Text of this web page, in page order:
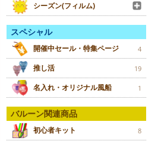
シーズン(フィルム)
スペシャル
開催中セール・特集ページ 4
推し活 19
名入れ・オリジナル風船 1
バルーン関連商品
初心者キット 8